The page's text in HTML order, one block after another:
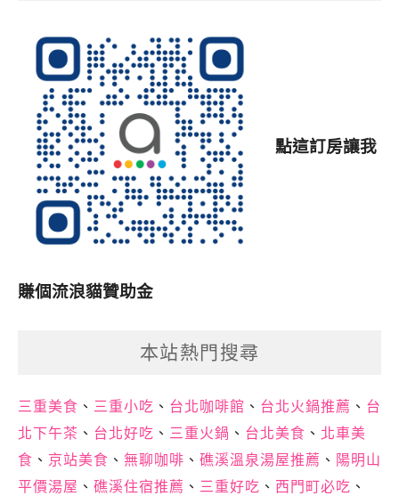
點這訂房讓我
賺個流浪貓贊助金
本站熱門搜尋
三重美食 、 三重小吃 、 台北咖啡館 、 台北火鍋推薦 、 台
北下午茶 、 台北好吃 、 三重火鍋 、 台北美食 、 北車美
食 、 京站美食 、 無聊咖啡 、 礁溪溫泉湯屋推薦 、 陽明山
平價湯屋 、 礁溪住宿推薦 、 三重好吃 、 西門町必吃 、